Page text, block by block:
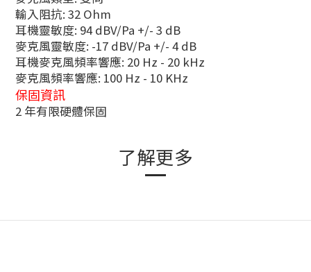
輸入阻抗: 32 Ohm
耳機靈敏度: 94 dBV/Pa +/- 3 dB
麥克風靈敏度: -17 dBV/Pa +/- 4 dB
耳機麥克風頻率響應: 20 Hz - 20 kHz
麥克風頻率響應: 100 Hz - 10 KHz
保固資訊
2 年有限硬體保固
了解更多